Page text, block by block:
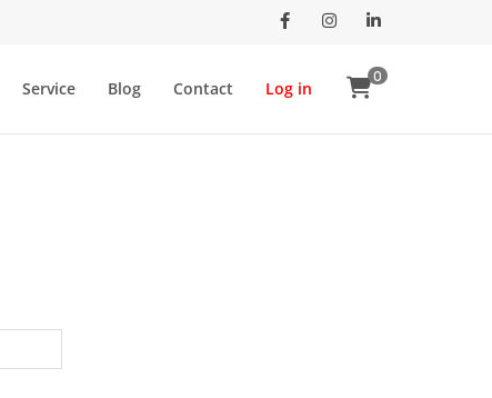
InstagramLinkedIn
Service Blog Contact Log in
0